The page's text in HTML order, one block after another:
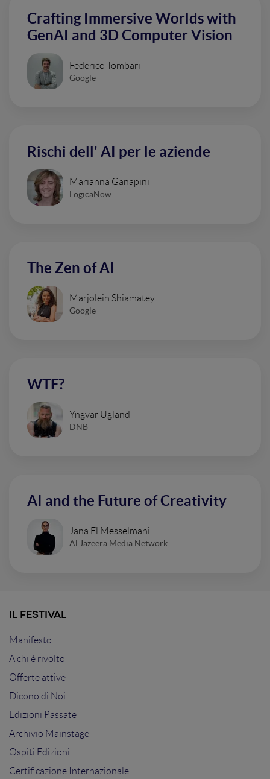
Crafting Immersive Worlds with
GenAI and 3D Computer Vision
Federico Tombari
Google
Rischi dell' AI per le aziende
Marianna Ganapini
LogicaNow
The Zen of AI
Marjolein Shiamatey
Google
WTF?
Yngvar Ugland
DNB
AI and the Future of Creativity
Jana El Messelmani
Al Jazeera Media Network
IL FESTIVAL
Manifesto
A chi è rivolto
Offerte attive
Dicono di Noi
Edizioni Passate
Archivio Mainstage
Ospiti Edizioni
Certificazione Internazionale